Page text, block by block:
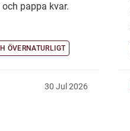
pappa kvar.
ÖVERNATURLIGT
30 Jul 2026